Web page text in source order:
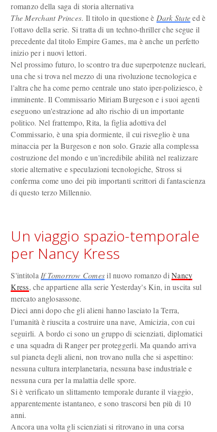
romanzo della saga di storia alternativa
The Merchant Princes. Il titolo in questione è Dark Stateed è
l'ottavo della serie. Si tratta di un techno-thriller che segue il
precedente dal titolo Empire Games, ma è anche un perfetto
inizio per i nuovi lettori.
Nel prossimo futuro, lo scontro tra due superpotenze nucleari,
una che si trova nel mezzo di una rivoluzione tecnologica e
l'altra che ha come perno centrale uno stato iper-poliziesco, è
imminente. Il Commissario Miriam Burgeson e i suoi agenti
eseguono un'estrazione ad alto rischio di un importante
politico. Nel frattempo, Rita, la figlia adottiva del
Commissario, è una spia dormiente, il cui risveglio è una
minaccia per la Burgeson e non solo. Grazie alla complessa
costruzione del mondo e un'incredibile abilità nel realizzare
storie alternative e speculazioni tecnologiche, Stross si
conferma come uno dei più importanti scrittori di fantascienza
di questo terzo Millennio.
Un viaggio spazio-temporale
per Nancy Kress
S'intitola If Tomorrow Comesil nuovo romanzo diNancy
Kress, che appartiene alla serie Yesterday's Kin, in uscita sul
mercato anglosassone.
Dieci anni dopo che gli alieni hanno lasciato la Terra,
l'umanità è riuscita a costruire una nave, Amicizia, con cui
seguirli. A bordo ci sono un gruppo di scienziati, diplomatici
e una squadra di Ranger per proteggerli. Ma quando arriva
sul pianeta degli alieni, non trovano nulla che si aspettino:
nessuna cultura interplanetaria, nessuna base industriale e
nessuna cura per la malattia delle spore.
Si è verificato un slittamento temporale durante il viaggio,
apparentemente istantaneo, e sono trascorsi ben più di 10
anni.
Ancora una volta gli scienziati si ritrovano in una corsa